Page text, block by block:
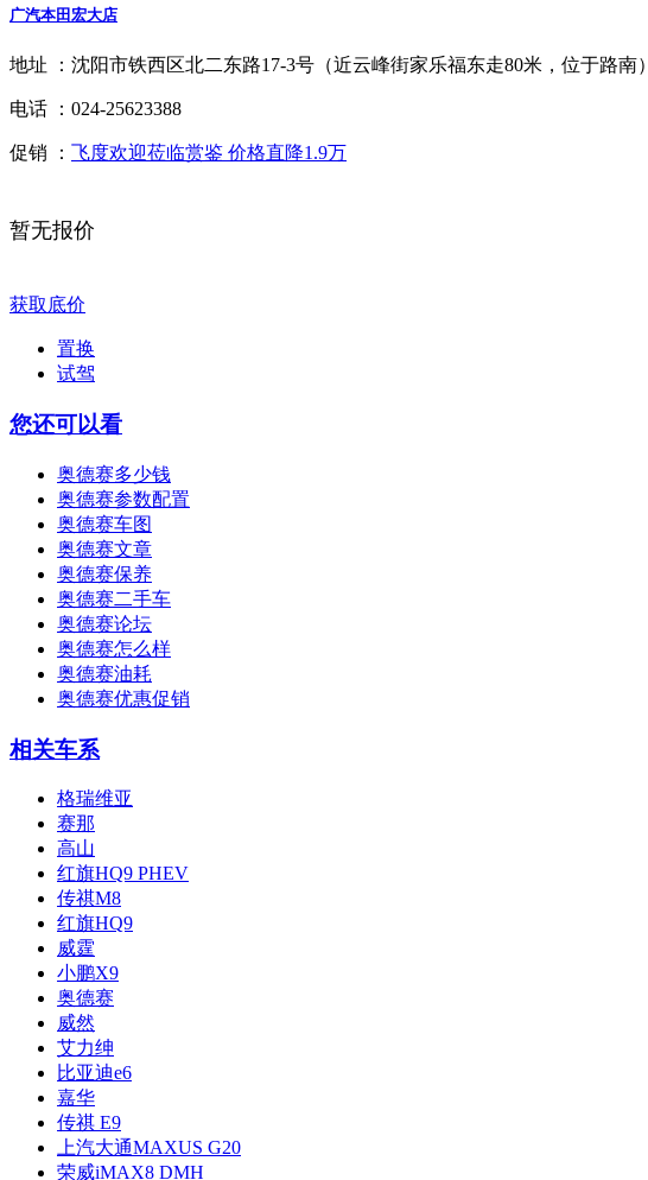
广汽本田宏大店
地址 ： 沈阳市铁西区北二东路17-3号（近云峰街家乐福东走80米，位于路南）
电话 ： 024-25623388
促销 ： 飞度欢迎莅临赏鉴 价格直降1.9万
暂无报价
获取底价
置换
试驾
您还可以看
奥德赛多少钱
奥德赛参数配置
奥德赛车图
奥德赛文章
奥德赛保养
奥德赛二手车
奥德赛论坛
奥德赛怎么样
奥德赛油耗
奥德赛优惠促销
相关车系
格瑞维亚
赛那
高山
红旗HQ9 PHEV
传祺M8
红旗HQ9
威霆
小鹏X9
奥德赛
威然
艾力绅
比亚迪e6
嘉华
传祺 E9
上汽大通MAXUS G20
荣威iMAX8 DMH